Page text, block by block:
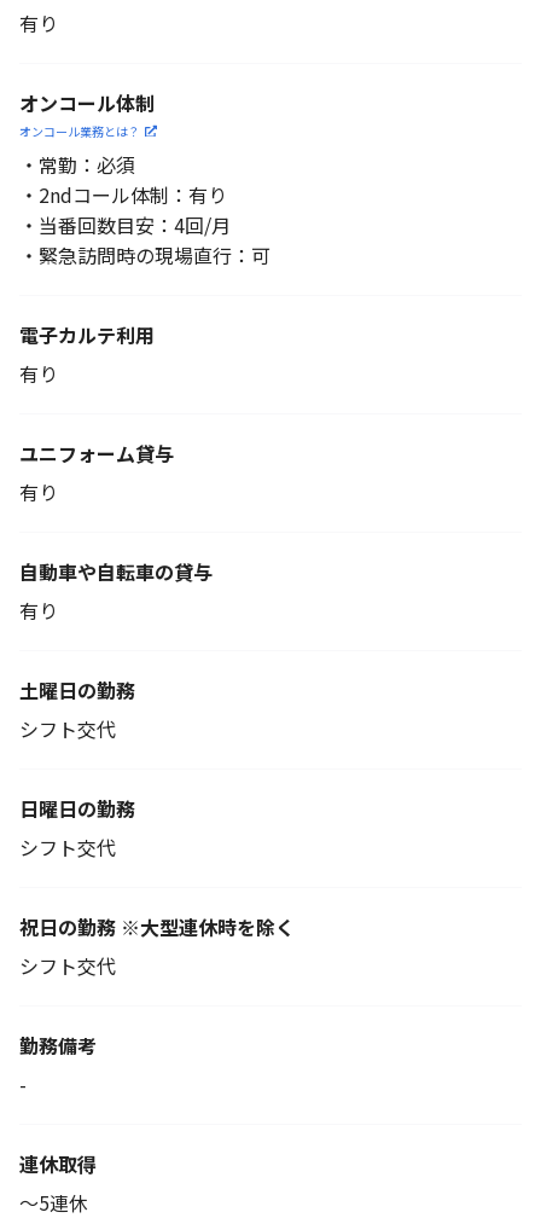
有り
オンコール体制
オンコール業務とは？
・常勤：必須
・2ndコール体制：有り
・当番回数目安：4回/月
・緊急訪問時の現場直行：可
電子カルテ利用
有り
ユニフォーム貸与
有り
自動車や自転車の貸与
有り
土曜日の勤務
シフト交代
日曜日の勤務
シフト交代
祝日の勤務 ※大型連休時を除く
シフト交代
勤務備考
-
連休取得
～5連休